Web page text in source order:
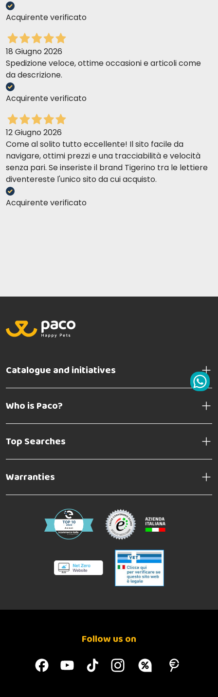
Acquirente verificato
18 Giugno 2026
Spedizione veloce, ottime occasioni e articoli come
da descrizione.
Acquirente verificato
12 Giugno 2026
Come al solito tutto eccellente! Il sito facile da
navigare, ottimi prezzi e una tracciabilità e velocità
senza pari. Se inseriste il brand Tigerino tra le lettiere
diventereste l'unico sito da cui acquisto.
Acquirente verificato
Catalogue and initiatives
Who is Paco?
Top Searches
Warranties
Follow us on